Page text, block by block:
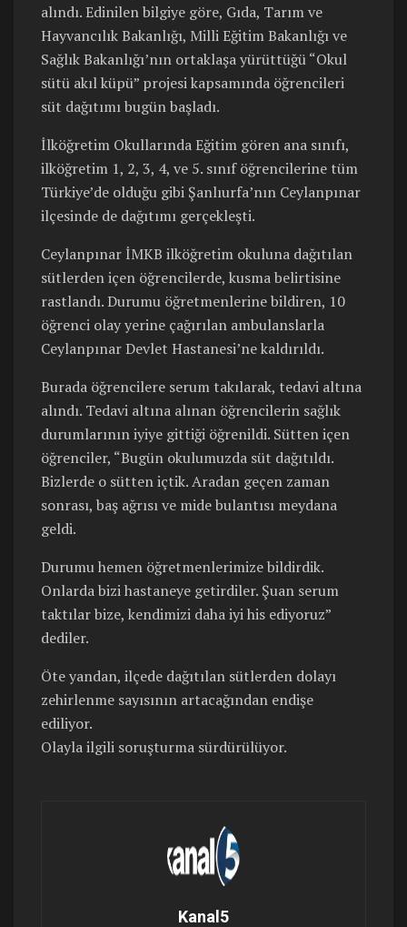
alındı. Edinilen bilgiye göre, Gıda, Tarım ve
Hayvancılık Bakanlığı, Milli Eğitim Bakanlığı ve
Sağlık Bakanlığı’nın ortaklaşa yürüttüğü “Okul
sütü akıl küpü” projesi kapsamında öğrencileri
süt dağıtımı bugün başladı.
İlköğretim Okullarında Eğitim gören ana sınıfı,
ilköğretim 1, 2, 3, 4, ve 5. sınıf öğrencilerine tüm
Türkiye’de olduğu gibi Şanlıurfa’nın Ceylanpınar
ilçesinde de dağıtımı gerçekleşti.
Ceylanpınar İMKB ilköğretim okuluna dağıtılan
sütlerden içen öğrencilerde, kusma belirtisine
rastlandı. Durumu öğretmenlerine bildiren, 10
öğrenci olay yerine çağırılan ambulanslarla
Ceylanpınar Devlet Hastanesi’ne kaldırıldı.
Burada öğrencilere serum takılarak, tedavi altına
alındı. Tedavi altına alınan öğrencilerin sağlık
durumlarının iyiye gittiği öğrenildi. Sütten içen
öğrenciler, “Bugün okulumuzda süt dağıtıldı.
Bizlerde o sütten içtik. Aradan geçen zaman
sonrası, baş ağrısı ve mide bulantısı meydana
geldi.
Durumu hemen öğretmenlerimize bildirdik.
Onlarda bizi hastaneye getirdiler. Şuan serum
taktılar bize, kendimizi daha iyi his ediyoruz”
dediler.
Öte yandan, ilçede dağıtılan sütlerden dolayı
zehirlenme sayısının artacağından endişe
ediliyor.
Olayla ilgili soruşturma sürdürülüyor.
Kanal5